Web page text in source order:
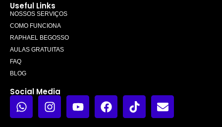
TO TREAT | ON THE HOUSE | NEWLYWED -
Useful Links
NOSSOS SERVIÇOS
COMO FUNCIONA
RAPHAEL BEGOSSO
AULAS GRATUITAS
FAQ
BLOG
Social Media